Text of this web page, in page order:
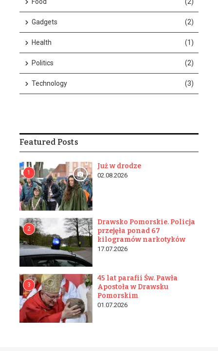
Food (2)
Gadgets (2)
Health (1)
Politics (2)
Technology (3)
Featured Posts
1
Już w drodze
02.08.2026
2
Drawsko Pomorskie. Policja
przejęła ponad 67
kilogramów narkotyków
17.07.2026
3
45 lat parafii Św. Pawła
Apostoła w Drawsku
Pomorskim
01.07.2026